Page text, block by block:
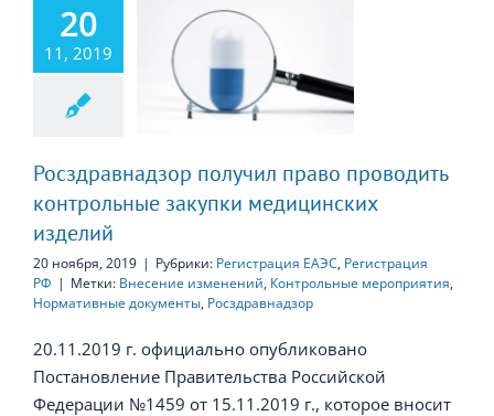
20
11, 2019
право
закупки
Росздравнадзор получил право проводить
контрольные закупки медицинских
изделий
20 ноября, 2019 | Рубрики: Регистрация ЕАЭС, Регистрация
РФ | Метки: Внесение изменений, Контрольные мероприятия,
Нормативные документы, Росздравнадзор
20.11.2019 г. официально опубликовано
Постановление Правительства Российской
Федерации №1459 от 15.11.2019 г., которое вносит